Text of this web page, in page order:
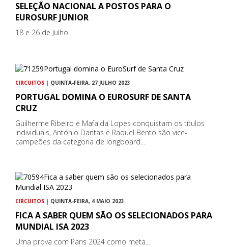
SELEÇÃO NACIONAL A POSTOS PARA O
EUROSURF JUNIOR
18 e 26 de Julho
CIRCUITOS | QUINTA-FEIRA, 27 JULHO 2023
PORTUGAL DOMINA O EUROSURF DE SANTA
CRUZ
Guilherme Ribeiro e Mafalda Lopes conquistam os títulos
individuais, António Dantas e Raquel Bento são vice-
campeões da categoria de longboard...
CIRCUITOS | QUINTA-FEIRA, 4 MAIO 2023
FICA A SABER QUEM SÃO OS SELECIONADOS PARA
MUNDIAL ISA 2023
Uma prova com Paris 2024 como meta...